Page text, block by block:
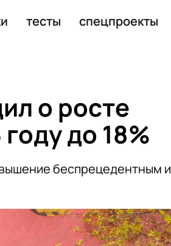
тесты спецпроекты
о росте
до 18%
беспрецедентным и